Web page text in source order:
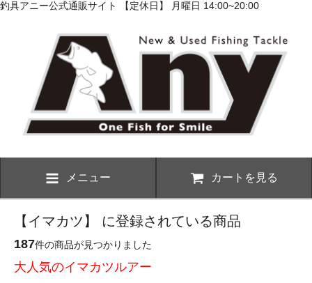
釣具アニー公式通販サイト 【定休日】 月曜日 14:00~20:00
メニュー カートを見る
【イマカツ】 に登録されている商品
187件の商品が見つかりました
大人気のイマカツルアー